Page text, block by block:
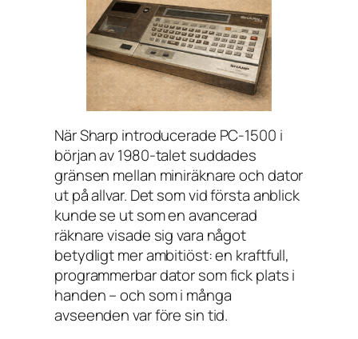
När Sharp introducerade PC-1500 i
början av 1980-talet suddades
gränsen mellan miniräknare och dator
ut på allvar. Det som vid första anblick
kunde se ut som en avancerad
räknare visade sig vara något
betydligt mer ambitiöst: en kraftfull,
programmerbar dator som fick plats i
handen – och som i många
avseenden var före sin tid.